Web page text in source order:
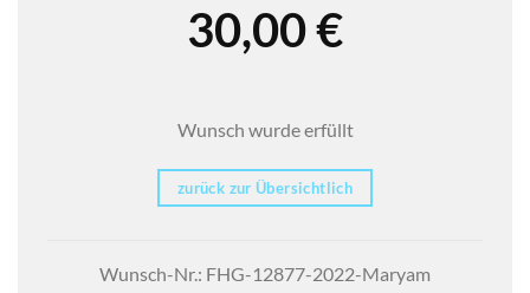
30,00€
Wunsch wurde erfüllt
zurück zur Übersichtlich
Wunsch-Nr.: FHG-12877-2022-Maryam